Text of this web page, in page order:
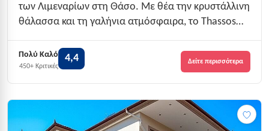
των Λιμεναρίων στη Θάσο. Με θέα την κρυστάλλινη
θάλασσα και τη γαλήνια ατμόσφαιρα, το Thassos
οικογένειες και ζευγάρια που επιθυμούν να
αποδράσουν σε ένα ειδυλλιακό περιβάλλον. Με...
Πολύ Καλό
450+ Κριτικές
4,4 Δείτε περισσότερα